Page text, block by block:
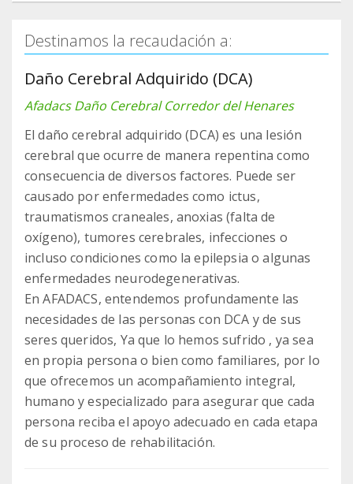
Destinamos la recaudación a:
Daño Cerebral Adquirido (DCA)
Afadacs Daño Cerebral Corredor del Henares
El daño cerebral adquirido (DCA) es una lesión
cerebral que ocurre de manera repentina como
consecuencia de diversos factores. Puede ser
causado por enfermedades como ictus,
traumatismos craneales, anoxias (falta de
oxígeno), tumores cerebrales, infecciones o
incluso condiciones como la epilepsia o algunas
enfermedades neurodegenerativas.
En AFADACS, entendemos profundamente las
necesidades de las personas con DCA y de sus
seres queridos, Ya que lo hemos sufrido , ya sea
en propia persona o bien como familiares, por lo
que ofrecemos un acompañamiento integral,
humano y especializado para asegurar que cada
persona reciba el apoyo adecuado en cada etapa
de su proceso de rehabilitación.